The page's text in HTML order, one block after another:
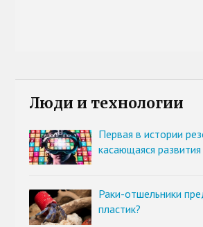
Люди и технологии
Первая в истории
касающаяся
Раки-отшельники
пластик?